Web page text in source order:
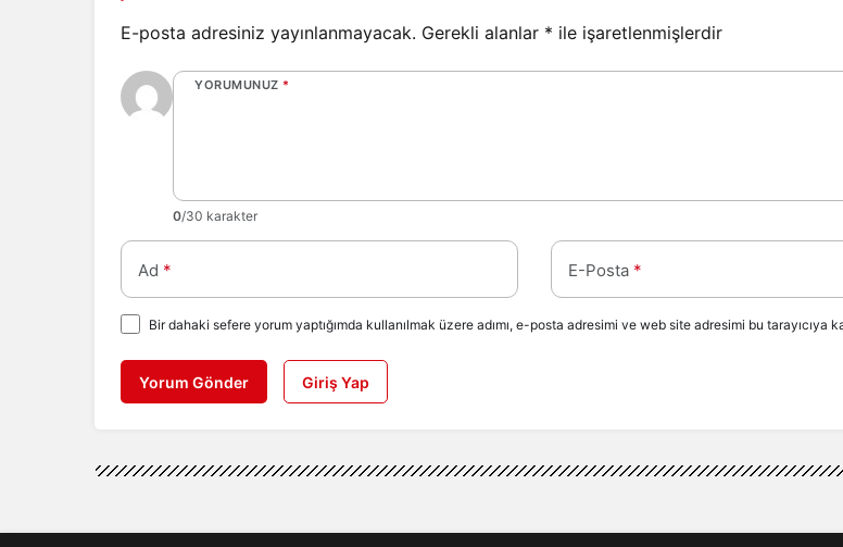
E-posta adresiniz yayınlanmayacak. Gerekli alanlar * ile işaretlenmişlerdir
YORUMUNUZ *
0/30 karakter
Ad * E-Posta *
Bir dahaki sefere yorum yaptığımda kullanılmak üzere adımı, e-posta adresimi ve web site adresimi bu tarayıcıya
Yorum Gönder Giriş Yap